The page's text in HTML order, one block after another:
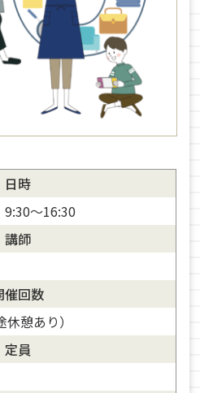
日時
～16:30
講師
催回数
憩あり）
定員